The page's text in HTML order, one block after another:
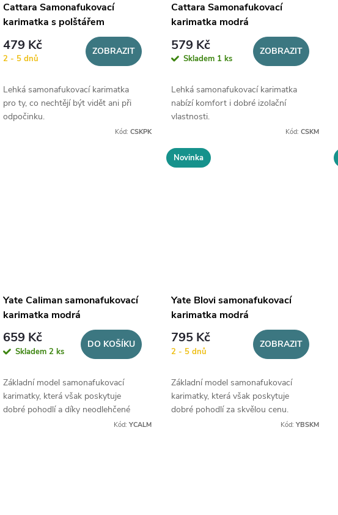
Cattara Samonafukovací
karimatka s polštářem
kamufláž
479 Kč
2 - 5 dnů
ZOBRAZIT
Lehká samonafukovací karimatka
pro ty, co nechtějí být vidět ani při
odpočinku.
Kód: CSKPK
Cattara Samonafukovací
karimatka modrá
579 Kč
Skladem 1 ks
ZOBRAZIT
Lehká samonafukovací karimatka
nabízí komfort i dobré izolační
vlastnosti.
Kód:CSKM
Yate Caliman samonafukovací
karimatka modrá
659 Kč
Skladem 2 ks
DO KOŠÍKU
Základní model samonafukovací
karimatky, která však poskytuje
dobré pohodlí a díky neodlehčené
vnitřní pěně také vynikající izolační
Kód: YCALM
Novinka
Yate Blovi samonafukovací
karimatka modrá
795 Kč
2 - 5 dnů
ZOBRAZIT
Základní model samonafukovací
karimatky, která však poskytuje
dobré pohodlí za skvělou cenu.
Kód:YBSKM